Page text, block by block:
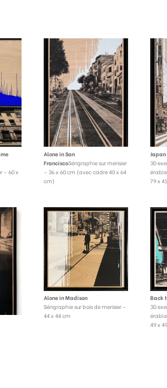
– 60 x
Alone in San
FranciscoSérigraphie sur merisier
– 36 x 60 cm (avec cadre 40 x 64
cm)
30
79 x
Alone in Madison
Sérigraphie sur bois de merisier –
44 x 44 cm
Back
30
49 x